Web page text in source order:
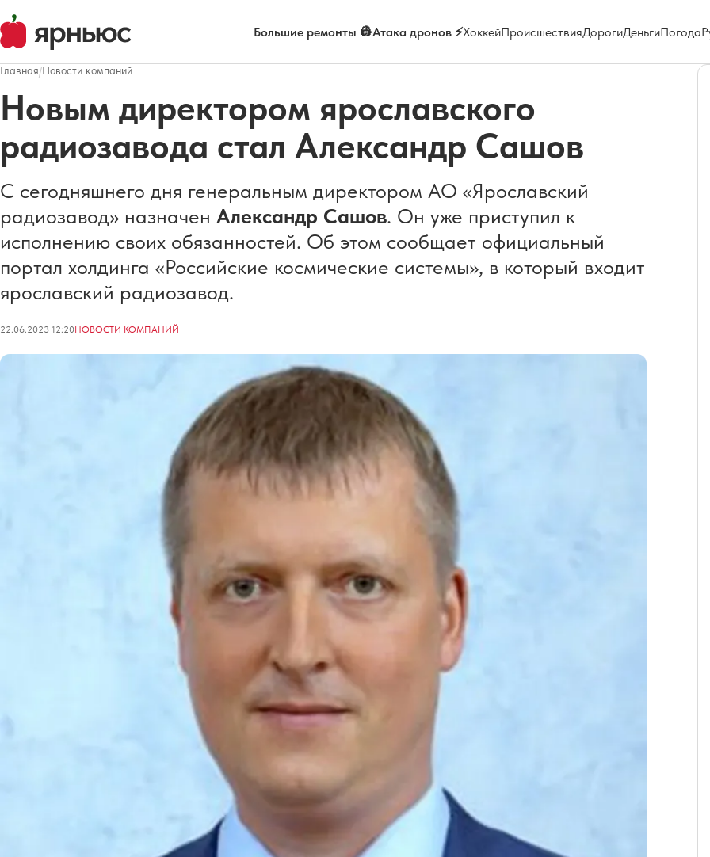
Большие ремонты 👷Атака дронов ⚡ХоккейПроисшествияДорогиДеньгиПогода
Главная/Новости компаний
Новым директором ярославского
радиозавода стал Александр Сашов
С сегодняшнего дня генеральным директором АО «Ярославский
радиозавод» назначен Александр Сашов. Он уже приступил к
исполнению своих обязанностей. Об этом сообщает официальный
портал холдинга «Российские космические системы», в который входит
ярославский радиозавод.
22.06.2023 12:20НОВОСТИ КОМПАНИЙ